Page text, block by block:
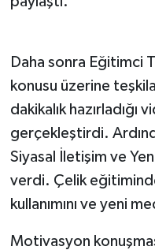
Daha sonra Eğitimci
konusu üzerine
dakikalık
gerçekleştirdi.
Siyasal İletişim ve
verdi. Çelik
kullanımını ve yeni
Motivasyon